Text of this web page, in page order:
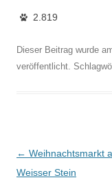
2.819
Dieser Beitrag wurde
veröffentlicht.
Beitragsnavigation
← Weihnachtsmarkt
Weisser Stein